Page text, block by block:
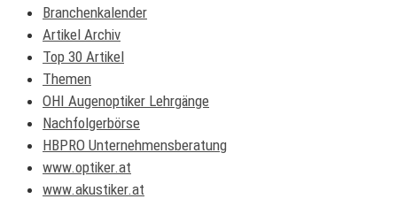
Branchenkalender
Artikel Archiv
Top 30 Artikel
Themen
OHI Augenoptiker Lehrgänge
Nachfolgerbörse
HBPRO Unternehmensberatung
www.optiker.at
www.akustiker.at